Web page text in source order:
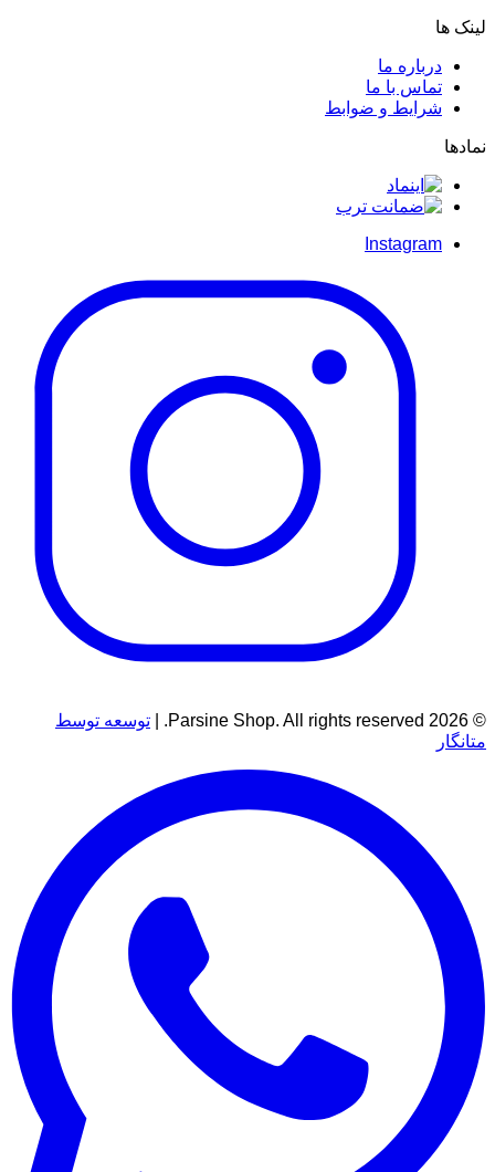
لینک ها
درباره ما
تماس با ما
شرایط و ضوابط
نمادها
Instagram
© 2026 Parsine Shop. All rights reserved. |
توسعه توسط
متانگار